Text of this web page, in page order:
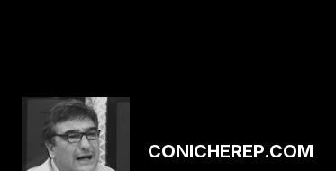
CONICHEREP.COM